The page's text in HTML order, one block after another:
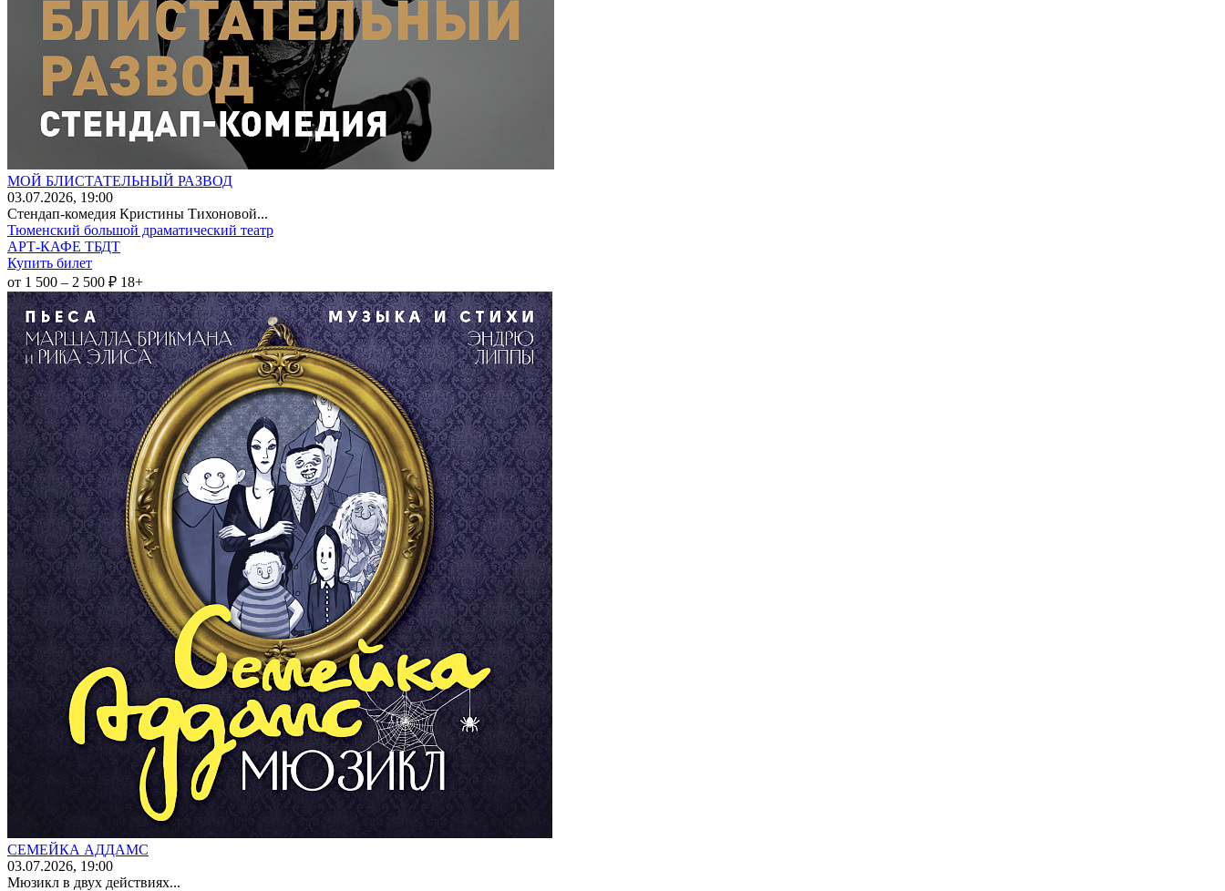
МОЙ БЛИСТАТЕЛЬНЫЙ РАЗВОД
03.07.2026, 19:00
Стендап-комедия Кристины Тихоновой...
Тюменский большой драматический театр
АРТ-КАФЕ ТБДТ
Купить билет
от 1 500 – 2 500 ₽ 18+
СЕМЕЙКА АДДАМС
03.07.2026, 19:00
Мюзикл в двух действиях...